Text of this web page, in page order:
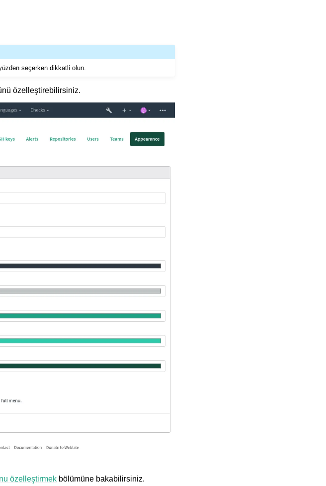
seçerken dikkatli olun.
özelleştirebilirsiniz.
özelleştirmek bölümüne bakabilirsiniz.